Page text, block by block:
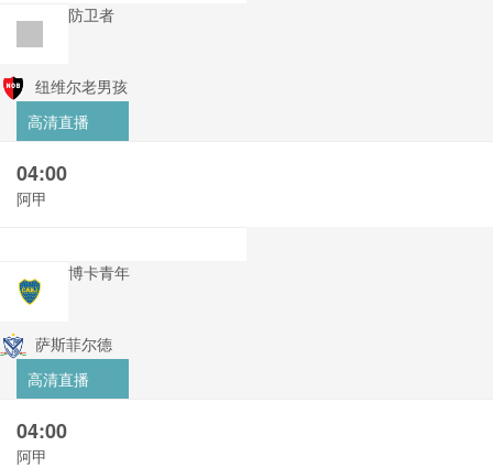
防卫者
纽维尔老男孩
高清直播
04:00
阿甲
博卡青年
萨斯菲尔德
高清直播
04:00
阿甲